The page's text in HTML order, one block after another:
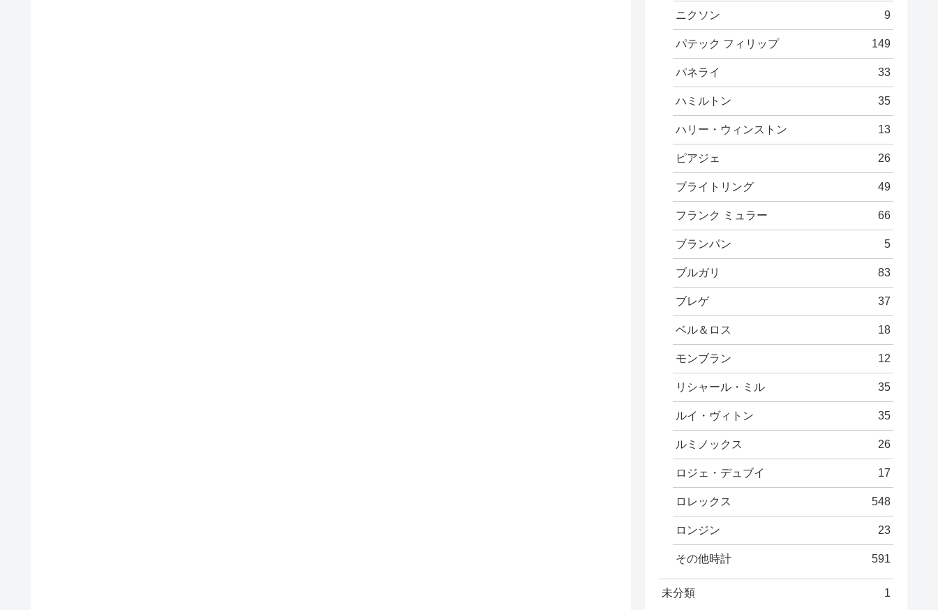
ニクソン 9
パテック フィリップ 149
パネライ 33
ハミルトン 35
ハリー・ウィンストン 13
ピアジェ 26
ブライトリング 49
フランク ミュラー 66
ブランパン 5
ブルガリ 83
ブレゲ 37
ベル＆ロス 18
モンブラン 12
リシャール・ミル 35
ルイ・ヴィトン 35
ルミノックス 26
ロジェ・デュブイ 17
ロレックス 548
ロンジン 23
その他時計 591
未分類 1